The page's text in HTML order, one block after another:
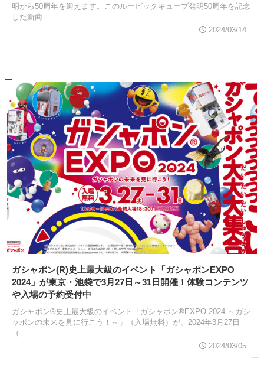
明から50周年を迎えます。このルービックキューブ発明50周年を記念
した新商...
2024/03/14
ガシャポン(R)史上最大級のイベント「ガシャポンEXPO
2024」が東京・池袋で3月27日～31日開催！体験コンテンツ
や入場の予約受付中
ガシャポン®史上最大級のイベント「ガシャポン®EXPO 2024 ～ガシ
ャポンの未来を見に行こう！～」（入場無料）が、2024年3月27日
（...
2024/03/05